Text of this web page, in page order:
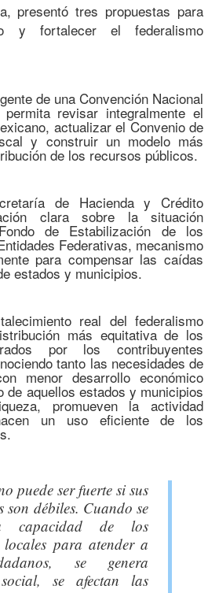
presentó tres propuestas para
y fortalecer el federalismo
de una Convención Nacional
permita revisar integralmente el
actualizar el Convenio de
y construir un modelo más
de los recursos públicos.
de Hacienda y Crédito
clara sobre la situación
de Estabilización de los
Federativas, mecanismo
para compensar las caídas
estados y municipios.
real del federalismo
más equitativa de los
por los contribuyentes
tanto las necesidades de
menor desarrollo económico
de aquellos estados y municipios
promueven la actividad
un uso eficiente de los
puede ser fuerte si sus
son débiles. Cuando se
capacidad de los
locales para atender a
se genera
se afectan las